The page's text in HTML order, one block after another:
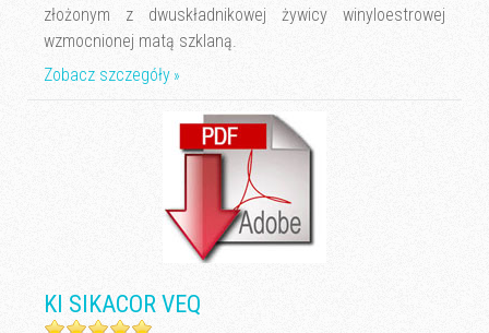
złożonym z dwuskładnikowej żywicy winyloestrowej
wzmocnionej matą szklaną.
Zobacz szczegóły
KI SIKACOR VEQ